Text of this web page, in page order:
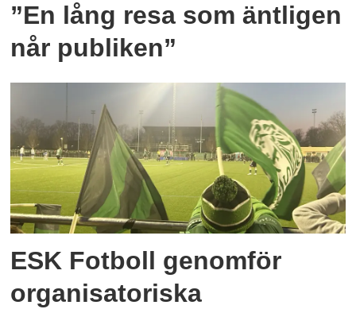
”En lång resa som äntligen
når publiken”
ESK Fotboll genomför
organisatoriska